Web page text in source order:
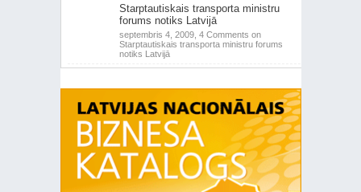
Starptautiskais transporta ministru
forums notiks Latvijā
septembris 4, 2009, 4 Comments on
Starptautiskais transporta ministru forums
notiks Latvijā